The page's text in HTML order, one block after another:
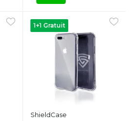
1+1 Gratuit
ShieldCase